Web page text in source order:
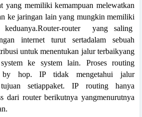
yang memiliki kemampuan melewatkan
ke jaringan lain yang mungkin memiliki
router
yang saling
internet turut sertadalam sebuah
untuk menentukan jalur terbaikyang
ke system lain. Proses routing
by hop. IP tidak mengetahui jalur
setiappaket. IP routing hanya
dari router berikutnya yangmenurutnya